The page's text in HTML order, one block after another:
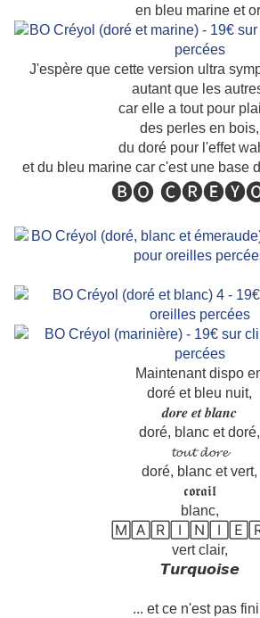
en bleu marine et
J'espère que cette version ultra
autant que les
car elle a tout pour
des perles en bois,
du doré pour l'effet
et du bleu marine car c'est une base
🅑🅞
Maintenant dispo
doré et bleu nuit,
𝒅𝒐𝒓𝒆 𝒆𝒕 𝒃𝒍𝒂𝒏𝒄
doré, blanc et doré,
𝓽𝓸𝓾𝓽 𝓭𝓸𝓻𝓮
doré, blanc et vert,
𝖈𝖔𝖗𝖆𝖎𝖑
blanc,
vert clair,
𝙏𝙪𝙧𝙦𝙪𝙤𝙞𝙨𝙚
... et ce n'est pas